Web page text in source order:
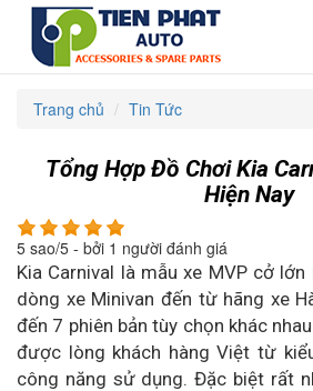
Trang chủ Tin Tức
Tổng Hợp Đồ Chơi Kia
Hiện Nay
5 sao/5 - bởi 1 người đánh giá
Kia Carnival là mẫu xe MVP cở
dòng xe Minivan đến từ hãng xe
đến 7 phiên bản tùy chọn khác
được lòng khách hàng Việt từ
công năng sử dụng. Đặc biệt rất